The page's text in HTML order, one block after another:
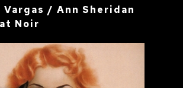
/ Ann Sheridan
Noir